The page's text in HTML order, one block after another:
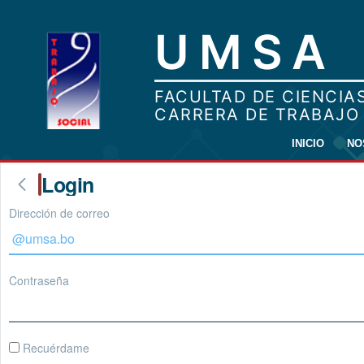
INICIO
Login
Dirección de correo
Contraseña
Recuérdame